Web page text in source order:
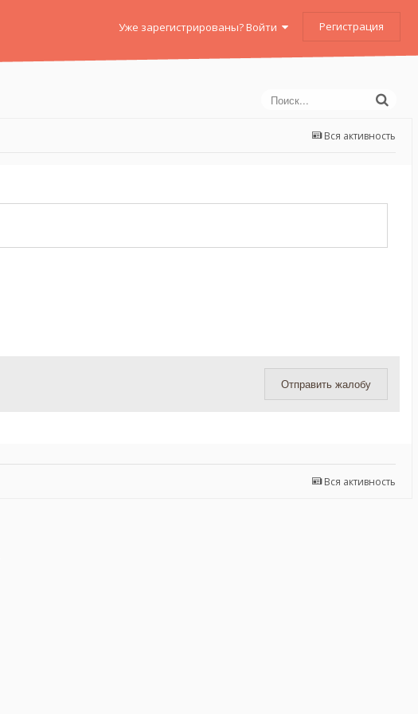
Уже зарегистрированы? Войти Регистрация
Вся активность
Отправить жалобу
Вся активность